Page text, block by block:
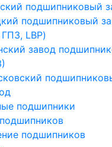
подшипниковый
подшипниковый
LBP)
завод
подшипники
подшипников